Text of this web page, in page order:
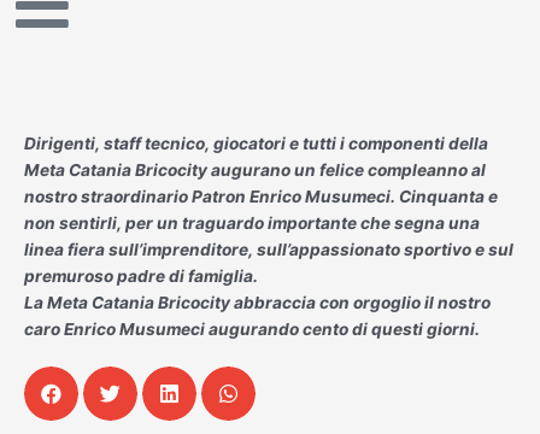
Dirigenti, staff tecnico, giocatori e tutti i componenti della
Meta Catania Bricocity augurano un felice compleanno al
nostro straordinario Patron Enrico Musumeci. Cinquanta e
non sentirli, per un traguardo importante che segna una
linea fiera sull’imprenditore, sull’appassionato sportivo e sul
premuroso padre di famiglia.
La Meta Catania Bricocity abbraccia con orgoglio il nostro
caro Enrico Musumeci augurando cento di questi giorni.